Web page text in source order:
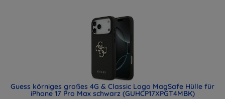
Guess körniges großes 4G & Classic Logo MagSafe Hülle für
iPhone 17 Pro Max schwarz (GUHCP17XPGT4MBK)